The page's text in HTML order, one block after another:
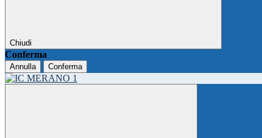
Chiudi
Conferma
Annulla Conferma